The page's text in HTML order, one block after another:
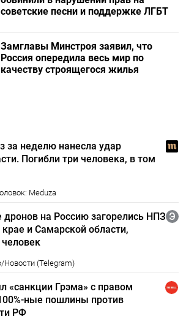
советские песни и поддержке ЛГБТ
Замглавы Минстроя заявил, что
Россия опередила весь мир по
качеству строящегося жилья